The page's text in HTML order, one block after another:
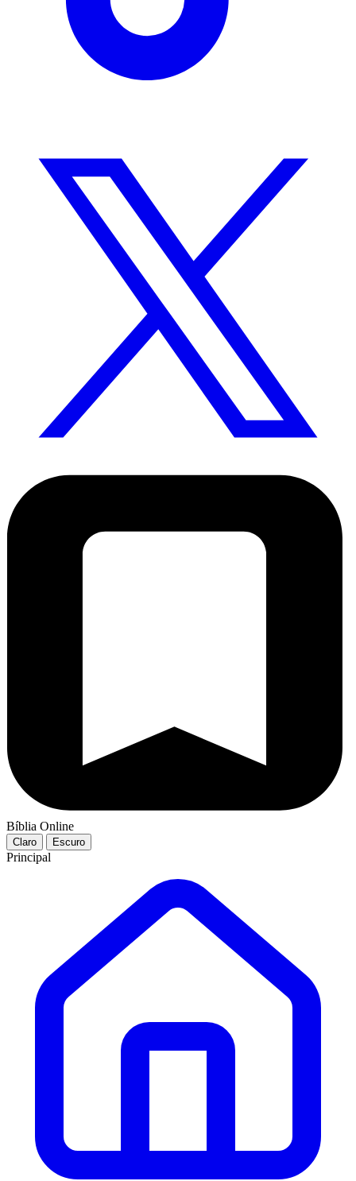
Bíblia Online
Claro Escuro
Principal